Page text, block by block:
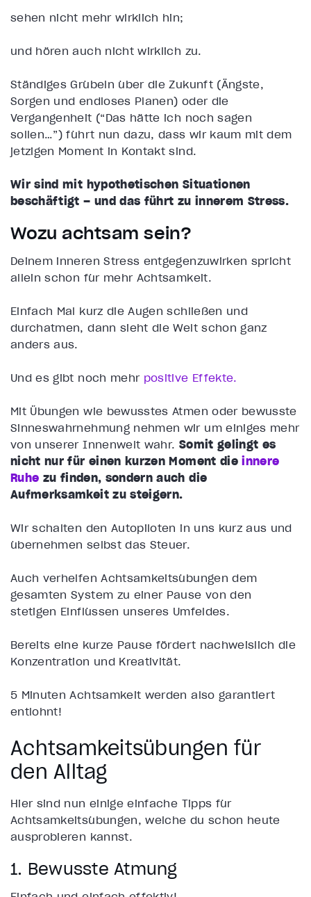
sehen nicht mehr wirklich hin;
und hören auch nicht wirklich zu.
Ständiges Grübeln über die Zukunft (Ängste,
Sorgen und endloses Planen) oder die
Vergangenheit (“Das hätte ich noch sagen
sollen…”) führt nun dazu, dass wir kaum mit dem
jetzigen Moment in Kontakt sind.
Wir sind mit hypothetischen Situationen
beschäftigt – und das führt zu innerem Stress.
Wozu achtsam sein?
Deinem inneren Stress entgegenzuwirken spricht
allein schon für mehr Achtsamkeit.
Einfach Mal kurz die Augen schließen und
durchatmen, dann sieht die Welt schon ganz
anders aus.
Und es gibt noch mehr positive Effekte.
Mit Übungen wie bewusstes Atmen oder bewusste
Sinneswahrnehmung nehmen wir um einiges mehr
von unserer Innenwelt wahr. Somit gelingt es
nicht nur für einen kurzen Moment dieinnere
Ruhe zu finden, sondern auch die
Aufmerksamkeit zu steigern.
Wir schalten den Autopiloten in uns kurz aus und
übernehmen selbst das Steuer.
Auch verhelfen Achtsamkeitsübungen dem
gesamten System zu einer Pause von den
stetigen Einflüssen unseres Umfeldes.
Bereits eine kurze Pause fördert nachweislich die
Konzentration und Kreativität.
5 Minuten Achtsamkeit werden also garantiert
entlohnt!
Achtsamkeitsübungen für
den Alltag
Hier sind nun einige einfache Tipps für
Achtsamkeitsübungen, welche du schon heute
ausprobieren kannst.
1. Bewusste Atmung